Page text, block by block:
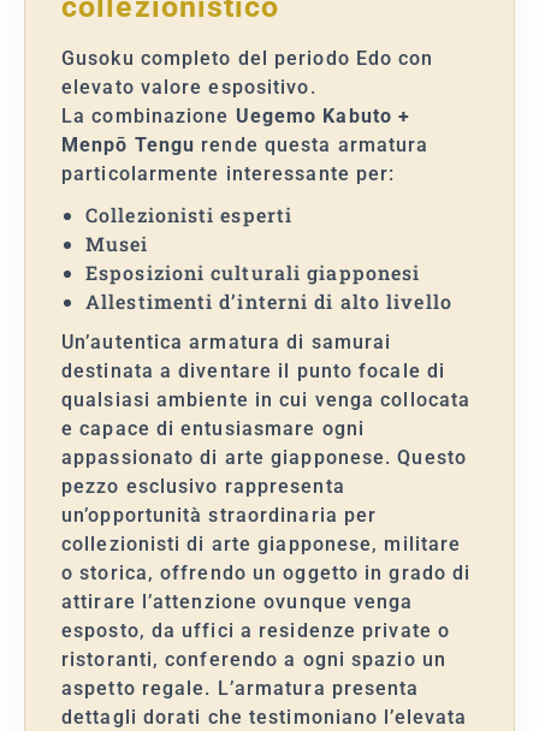
collezionistico
Gusoku completo del periodo Edo con
elevato valore espositivo.
La combinazione Uegemo Kabuto +
Menpō Tengu rende questa armatura
particolarmente interessante per:
Collezionisti esperti
Musei
Esposizioni culturali giapponesi
Allestimenti d’interni di alto livello
Un’autentica armatura di samurai
destinata a diventare il punto focale di
qualsiasi ambiente in cui venga collocata
e capace di entusiasmare ogni
appassionato di arte giapponese. Questo
pezzo esclusivo rappresenta
un’opportunità straordinaria per
collezionisti di arte giapponese, militare
o storica, offrendo un oggetto in grado di
attirare l’attenzione ovunque venga
esposto, da uffici a residenze private o
ristoranti, conferendo a ogni spazio un
aspetto regale. L’armatura presenta
dettagli dorati che testimoniano l’elevata